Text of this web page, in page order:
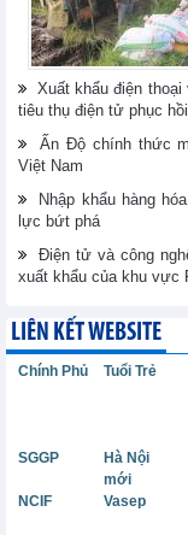
Xuất khẩu điện
tiêu thụ điện tử phục
Ấn Độ chính thức
Việt Nam
Nhập khẩu hàng
lực bứt phá
Điện tử và công
xuất khẩu của khu vực
LIÊN KẾT WEBSITE
Chính Phủ Tuổi Trẻ
SGGP
Hà Nội
mới
NCIF
Vasep